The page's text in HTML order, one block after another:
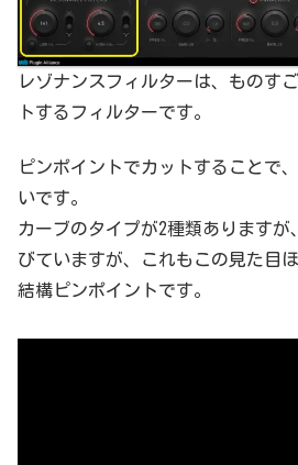
レゾナンスフィルターは、ものす
トするフィルターです。
ピンポイントでカットすることで
いです。
カーブのタイプが2種類あります
びていますが、これもこの見た目
結構ピンポイントです。